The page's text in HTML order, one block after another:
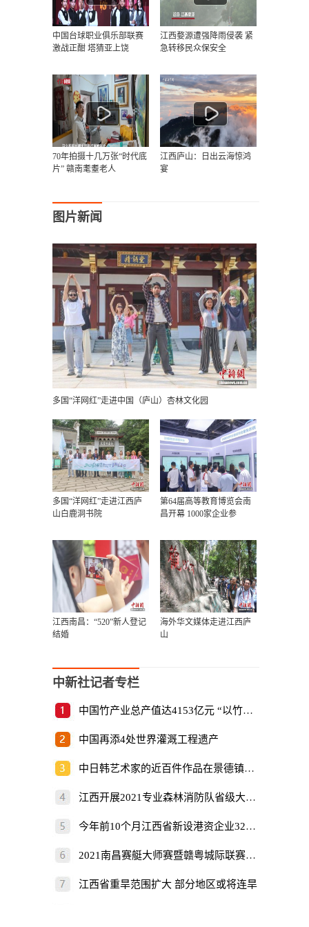
中国台球职业俱乐部联赛
激战正酣 塔猜亚上饶
江西婺源遭强降雨侵袭 紧
急转移民众保安全
70年拍摄十几万张“时代底
片” 赣南耄耋老人
江西庐山：日出云海惊鸿
宴
图片新闻
多国“洋网红”走进中国（庐山）杏林文化园
多国“洋网红”走进江西庐
山白鹿洞书院
第64届高等教育博览会南
昌开幕 1000家企业参
江西南昌：“520”新人登记
结婚
海外华文媒体走进江西庐
山
中新社记者专栏
中国竹产业总产值达4153亿元 “以竹代塑”倡
中国再添4处世界灌溉工程遗产
中日韩艺术家的近百件作品在景德镇展出
江西开展2021专业森林消防队省级大比武
今年前10个月江西省新设港资企业325家
2021南昌赛艇大师赛暨赣粤城际联赛开赛
江西省重旱范围扩大 部分地区或将连旱